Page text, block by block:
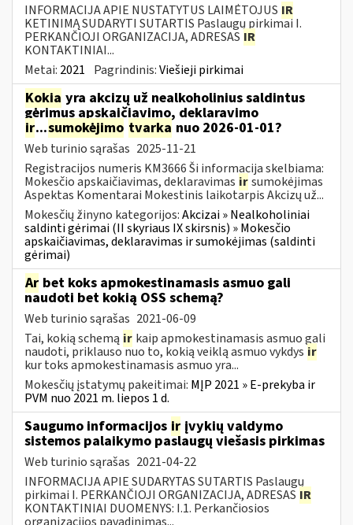
INFORMACIJA APIE NUSTATYTUS LAIMĖTOJUS IR
KETINIMĄ SUDARYTI SUTARTIS Paslaugų pirkimai I.
PERKANČIOJI ORGANIZACIJA, ADRESAS IR
KONTAKTINIAI...
Metai: 2021 Pagrindinis:Viešieji pirkimai
Kokia yra akcizų už nealkoholinius saldintus
gėrimus apskaičiavimo, deklaravimo
ir...sumokėjimo tvarka nuo 2026-01-01?
Web turinio sąrašas 2025-11-21
Registracijos numeris KM3666 Ši informacija skelbiama:
Mokesčio apskaičiavimas, deklaravimas irsumokėjimas
Aspektas Komentarai Mokestinis laikotarpis Akcizų už...
Mokesčių žinyno kategorijos:Akcizai » Nealkoholiniai
saldinti gėrimai (II skyriaus IX skirsnis) » Mokesčio
apskaičiavimas, deklaravimas ir sumokėjimas (saldinti
gėrimai)
Ar bet koks apmokestinamasis asmuo gali
naudoti bet kokią OSS schemą?
Web turinio sąrašas 2021-06-09
Tai, kokią schemą ir kaip apmokestinamasis asmuo gali
naudoti, priklauso nuo to, kokią veiklą asmuo vykdys ir
kur toks apmokestinamasis asmuo yra...
Mokesčių įstatymų pakeitimai: MĮP 2021 » E-prekyba ir
PVM nuo 2021 m. liepos 1 d.
Saugumo informacijos ir įvykių valdymo
sistemos palaikymo paslaugų viešasis pirkimas
Web turinio sąrašas 2021-04-22
INFORMACIJA APIE SUDARYTAS SUTARTIS Paslaugų
pirkimai I. PERKANČIOJI ORGANIZACIJA, ADRESAS IR
KONTAKTINIAI DUOMENYS: I.1. Perkančiosios
organizacijos pavadinimas...